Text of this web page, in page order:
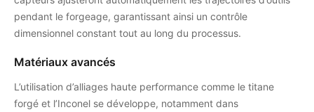
pendant le forgeage, garantissant ainsi un contrôle
dimensionnel constant tout au long du processus.
Matériaux avancés
L’utilisation d’alliages haute performance comme le titane
forgé et l’Inconel se développe, notamment dans